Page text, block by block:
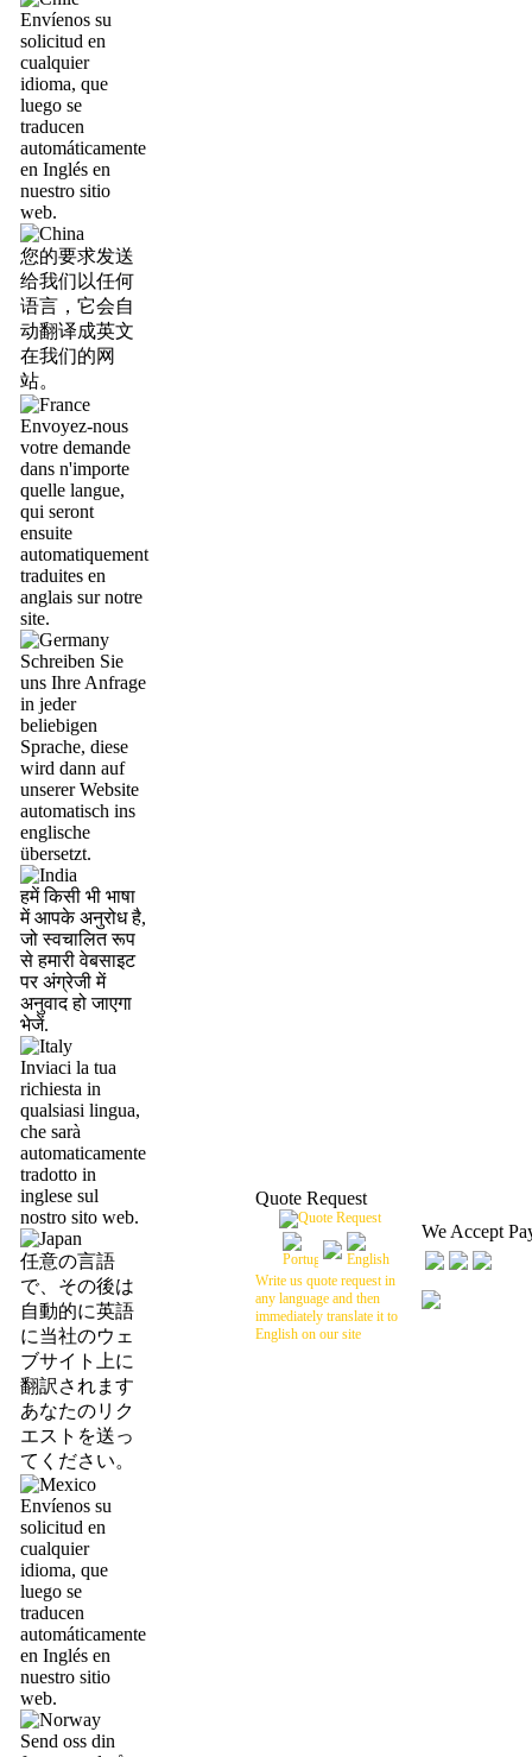
Envíenos su
solicitud en
cualquier
idioma, que
luego se
traducen
automáticamente
en Inglés en
nuestro sitio
web.
您的要求发送
给我们以任何
语言，它会自
动翻译成英文
在我们的网
站。
Envoyez-nous
votre demande
dans n'importe
quelle langue,
qui seront
ensuite
automatiquement
traduites en
anglais sur notre
site.
Schreiben Sie
uns Ihre Anfrage
in jeder
beliebigen
Sprache, diese
wird dann auf
unserer Website
automatisch ins
englische
übersetzt.
हमें किसी भी भाषा
में आपके अनुरोध है,
जो स्वचालित रूप
से हमारी वेबसाइट
पर अंग्रेजी में
अनुवाद हो जाएगा
भेजें.
Inviaci la tua
richiesta in
qualsiasi lingua,
che sarà
automaticamente
tradotto in
inglese sul
nostro sito web.
任意の言語
で、その後は
自動的に英語
に当社のウェ
ブサイト上に
翻訳されます
あなたのリク
エストを送っ
てください。
Envíenos su
solicitud en
cualquier
idioma, que
luego se
traducen
automáticamente
en Inglés en
nuestro sitio
web.
Send oss din
Quote Request
Write us quote request in
any language and then
immediately translate it to
English on our site
We Accept